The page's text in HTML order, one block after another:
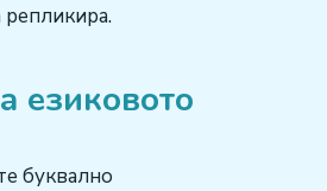
езиковото
буквално